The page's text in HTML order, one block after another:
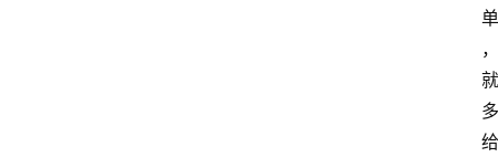
单
，
就
多
给